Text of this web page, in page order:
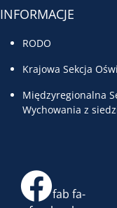
INFORMACJE
RODO
Krajowa Sekcja
Międzyregionalna
Wychowania z
fab fa-